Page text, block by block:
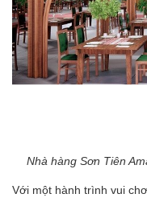
Nhà hàng Sơn Tiên
Với một hành trình vui